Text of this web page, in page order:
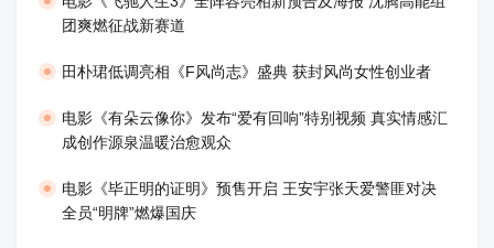
团爽燃征战新赛道
田朴珺低调亮相《F风尚志》盛典 获封风尚女性创业者
电影《有朵云像你》发布“爱有回响”特别视频 真实情感汇
成创作源泉温暖治愈观众
​电影《毕正明的证明》预售开启 王安宇张天爱警匪对决
全员“明牌”燃爆国庆